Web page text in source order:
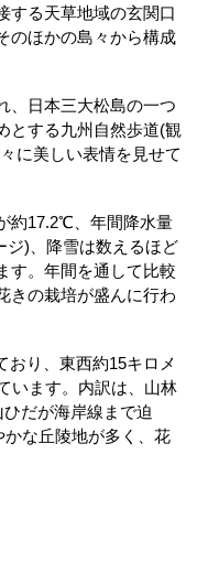
する天草地域の玄関口
のほかの島々から構成
、日本三大松島の一つ
とする九州自然歩道(観
に美しい表情を見せて
約17.2℃、年間降水量
ジ)、降雪は数えるほど
す。年間を通して比較
きの栽培が盛んに行わ
おり、東西約15キロメ
います。内訳は、山林
だが海岸線まで迫
な丘陵地が多く、花